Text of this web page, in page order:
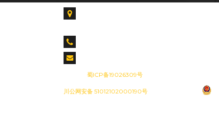
套，具备年产20000台套设备的能力。是中石
油合格供应商，昆仑燃气优秀供应商，公司在
胜利油田、辽河油田、设有销售和服务网点。
成都杰森成立于2002年9月，注册资本
3500万元，是一家专注于石油、天然气行业
输配产品的开发、设计、生产、销售和服务于
蜀ICP备19026309号
川公网安备 51012102000190号